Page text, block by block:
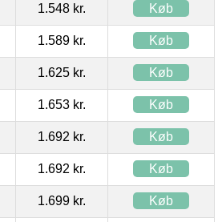
1.548 kr. Køb
1.589 kr. Køb
1.625 kr. Køb
1.653 kr. Køb
1.692 kr. Køb
1.692 kr. Køb
1.699 kr. Køb